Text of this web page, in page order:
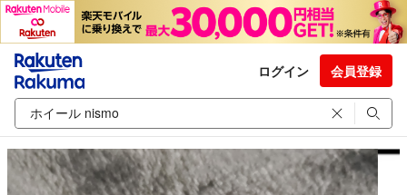
ログイン 会員登録